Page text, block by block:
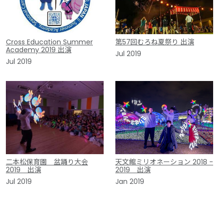
Cross Education Summer
Academy 2019 出演
Jul 2019
第57回むろね夏祭り 出演
Jul 2019
二本松保育園 盆踊り大会
2019 出演
Jul 2019
天文館ミリオネーション 2018 -
2019 出演
Jan 2019